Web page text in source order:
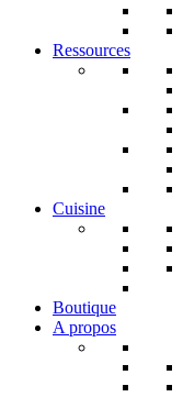
Ressources
Cuisine
Boutique
A propos